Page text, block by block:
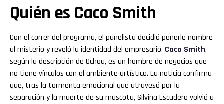
Quién es Caco Smith
Con el correr del programa, el panelista decidió ponerle nombre
al misterio y reveló la identidad del empresario. Caco Smith,
según la descripción de Ochoa, es un hombre de negocios que
no tiene vínculos con el ambiente artístico. La noticia confirma
que, tras la tormenta emocional que atravesó por la
separación y la muerte de su mascota, Silvina Escudero volvió a